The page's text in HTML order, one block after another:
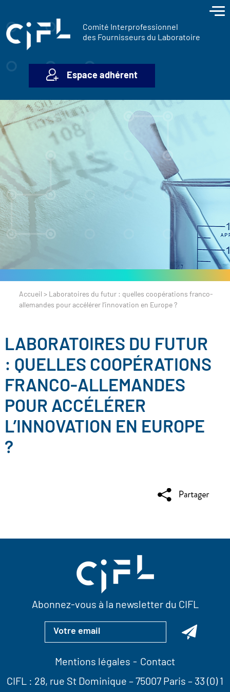
Comité Interprofessionnel
des Fournisseurs du Laboratoire
Espace adhérent
Accueil > Laboratoires du futur : quelles coopérations franco-
allemandes pour accélérer l’innovation en Europe ?
LABORATOIRES DU FUTUR
: QUELLES COOPÉRATIONS
FRANCO-ALLEMANDES
POUR ACCÉLÉRER
L’INNOVATION EN EUROPE
?
Abonnez-vous à la newsletter du CIFL
Mentions légales
Contact
CIFL : 28, rue St Dominique – 75007 Paris – 33 (0) 1